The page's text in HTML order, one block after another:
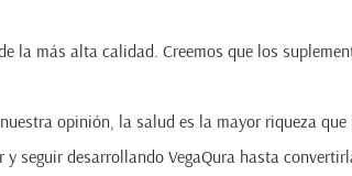
la más alta calidad. Creemos que los
opinión, la salud es la mayor riqueza
seguir desarrollando VegaQura hasta